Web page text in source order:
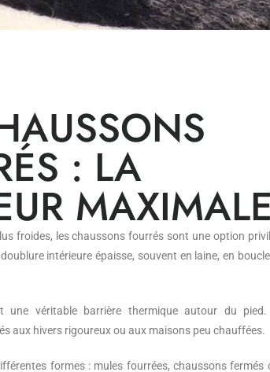
: LA
MAXIMALE
froides, les chaussons fourrés sont une option
intérieure épaisse, souvent en laine, en
une véritable barrière thermique autour du
aux hivers rigoureux ou aux maisons peu chauffées.
formes : mules fourrées, chaussons fermés